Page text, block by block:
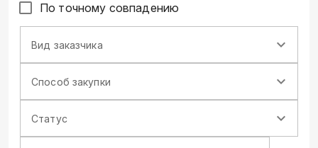
По точному совпадению
Вид заказчика
Способ закупки
Статус